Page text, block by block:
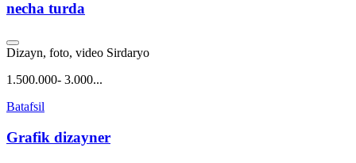
necha turda
Dizayn, foto, video Sirdaryo
1.500.000- 3.000...
Batafsil
Grafik dizayner